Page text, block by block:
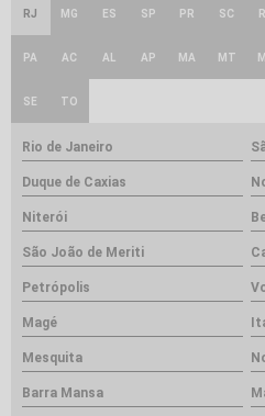
RJ MG ES SP PR SC
PA AC AL AP MA MT
SE TO
Rio de Janeiro
Duque de Caxias
Niterói
São João de Meriti
Petrópolis
Magé
Mesquita
Barra Mansa